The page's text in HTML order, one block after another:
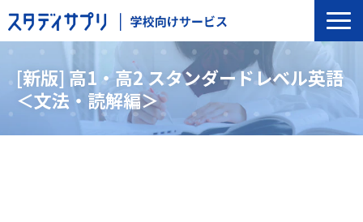
サービス一覧
選ばれる理由
導入の流れ
[新版] 高1・高2 スタンダードレベル英語
＜文法・読解編＞